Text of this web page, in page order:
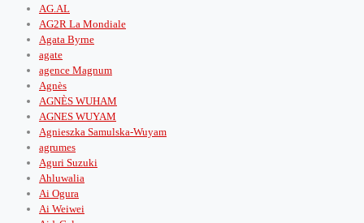
AG.AL
AG2R La Mondiale
Agata Byrne
agate
agence Magnum
Agnès
AGNÈS WUHAM
AGNES WUYAM
Agnieszka Samulska-Wuyam
agrumes
Aguri Suzuki
Ahluwalia
Ai Ogura
Ai Weiwei